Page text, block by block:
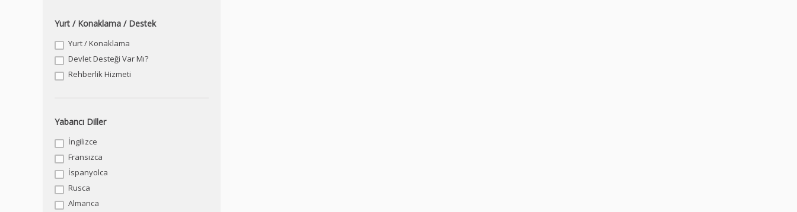
Yurt / Konaklama / Destek
Yurt / Konaklama
Devlet Desteği Var Mı?
Rehberlik Hizmeti
Yabancı Diller
İngilizce
Fransızca
İspanyolca
Rusca
Almanca